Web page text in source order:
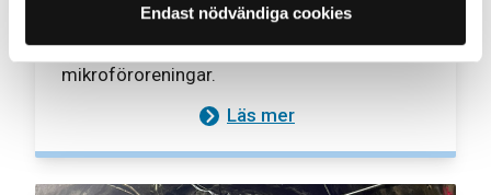
Endast nödvändiga cookies
Projektets syfte är att utreda och tydliggöra
förutsättningar för pilotförsök för
mikroföroreningar.
Läs mer